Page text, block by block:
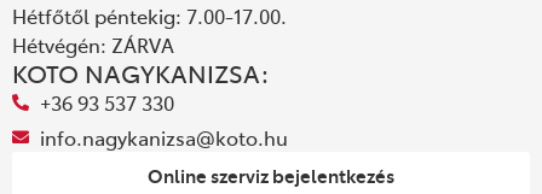
Hétfőtől péntekig: 7.00-17.00.
Hétvégén: ZÁRVA
KOTO NAGYKANIZSA:
+36 93 537 330
info.nagykanizsa@koto.hu
Online szerviz bejelentkezés